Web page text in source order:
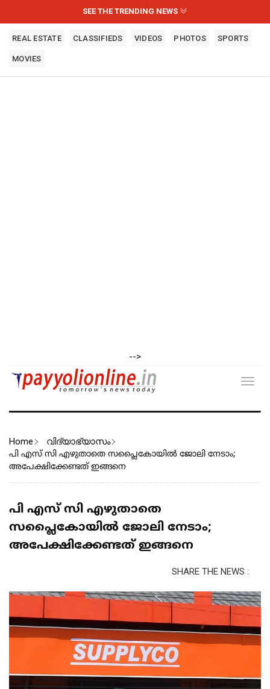
SEE THE TRENDING NEWS
REAL ESTATE CLASSIFIEDS VIDEOS PHOTOS SPORTS
MOVIES
-->
Home വിദ്യാഭ്യാസം
പി എസ് സി എഴുതാതെ സപ്ലൈകോയിൽ ജോലി നേടാം;
അപേക്ഷിക്കേണ്ടത് ഇങ്ങനെ
പി എസ് സി എഴുതാതെ
സപ്ലൈകോയിൽ ജോലി നേടാം;
അപേക്ഷിക്കേണ്ടത് ഇങ്ങനെ
SHARE THE NEWS :